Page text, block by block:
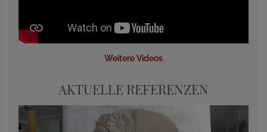
Weitere Videos
AKTUELLE REFERENZEN